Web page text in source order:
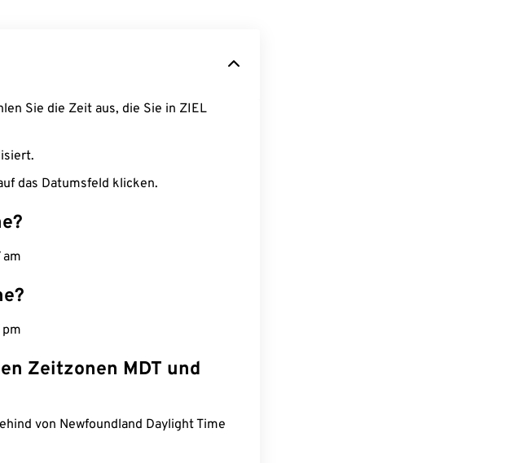
Sie die Zeit aus, die Sie in ZIEL
das Datumsfeld klicken.
Zeitzonen MDT und
von Newfoundland Daylight Time